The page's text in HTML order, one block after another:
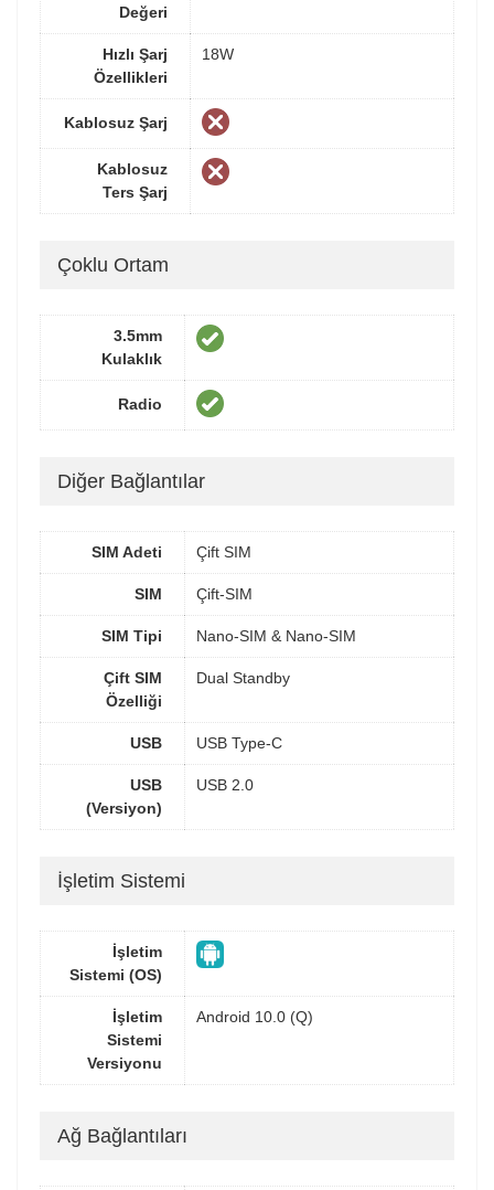
Değeri
Hızlı Şarj
Özellikleri
18W
Kablosuz Şarj
Kablosuz
Ters Şarj
Çoklu Ortam
3.5mm
Kulaklık
Radio
Diğer Bağlantılar
SIM Adeti Çift SIM
SIM Çift-SIM
SIM Tipi Nano-SIM & Nano-SIM
Çift SIM
Özelliği
Dual Standby
USB USB Type-C
USB
(Versiyon)
USB 2.0
İşletim Sistemi
İşletim
Sistemi (OS)
İşletim
Sistemi
Versiyonu
Android 10.0 (Q)
Ağ Bağlantıları